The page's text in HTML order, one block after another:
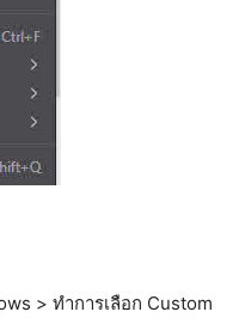
> ทำการเลือก Custom